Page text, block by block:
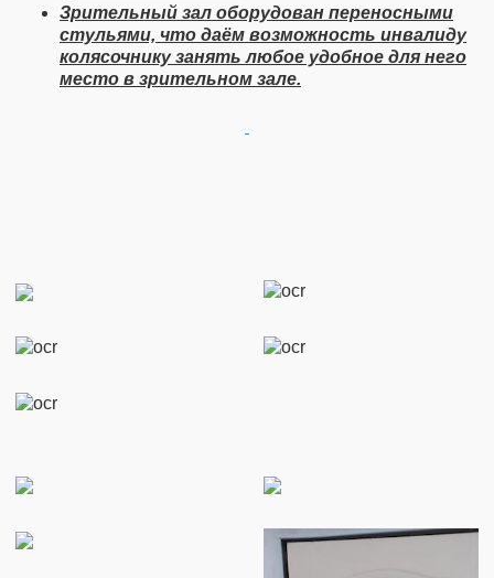
Зрительный зал оборудован переносными
стульями, что даём возможность инвалиду
колясочнику занять любое удобное для него
место в зрительном зале.